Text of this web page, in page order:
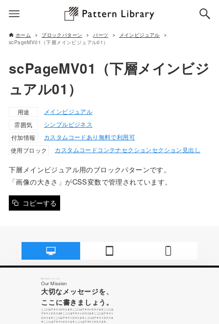
ホーム ブロックパターン パーツ
メインビジュアル
scPageMV01（下層メインビジュアル01）
scPageMV01（下層メインビジ
ュアル01）
用途
メインビジュアル
雰囲気
シンプルビジネス
付加情報
カスタムコードあり 無料で利用可
使用ブロック
カスタムコードコンテナセクションセクション見出し
下層メインビジュアル用のブロックパターンです。
「画像の大きさ」がCSS変数で管理されています。
コピーする